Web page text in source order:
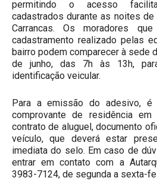
permitindo o acesso
cadastrados durante as noites
Carrancas. Os moradores
cadastramento realizado pelas
bairro podem comparecer à sede
de junho, das 7h às 13h,
identificação veicular.
Para a emissão do adesivo, é
comprovante de residência
contrato de aluguel, documento
veículo, que deverá estar
imediata do selo. Em caso de
entrar em contato com a
3983-7124, de segunda a sexta-